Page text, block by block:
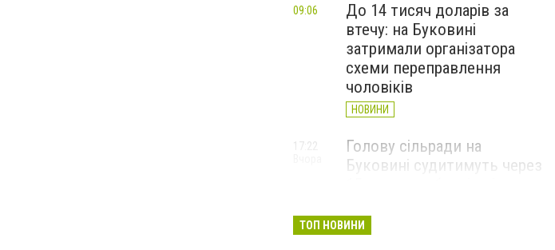
До 14 тисяч доларів за
втечу: на Буковині
затримали організатора
схеми переправлення
чоловіків
НОВИНИ
09:06
Голову сільради на
Буковині судитимуть через
школярів
17:22
ТОП НОВИНИ